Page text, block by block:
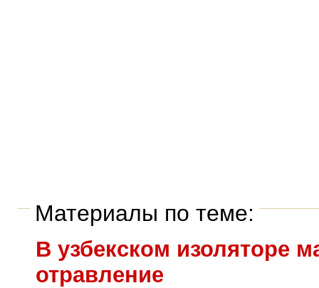
Материалы по теме:
В узбекском изоляторе
отравление